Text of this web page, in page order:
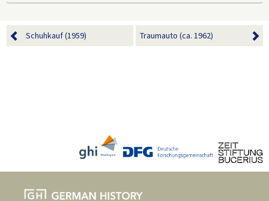
Schuhkauf (1959) Traumauto (ca. 1962)